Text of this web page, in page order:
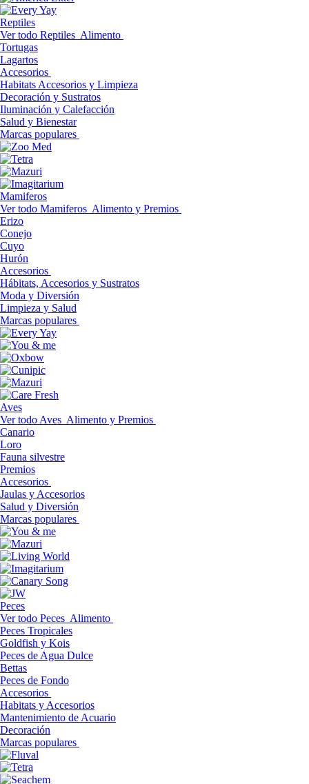
Reptiles
Ver todo Reptiles Alimento
Tortugas
Lagartos
Accesorios
Habitats Accesorios y Limpieza
Decoración y Sustratos
Iluminación y Calefacción
Salud y Bienestar
Marcas populares
Mamiferos
Ver todo Mamiferos Alimento y Premios
Erizo
Conejo
Cuyo
Hurón
Accesorios
Hábitats, Accesorios y Sustratos
Moda y Diversión
Limpieza y Salud
Marcas populares
Aves
Ver todo Aves Alimento y Premios
Canario
Loro
Fauna silvestre
Premios
Accesorios
Jaulas y Accesorios
Salud y Diversión
Marcas populares
Peces
Ver todo Peces Alimento
Peces Tropicales
Goldfish y Kois
Peces de Agua Dulce
Bettas
Peces de Fondo
Accesorios
Habitats y Accesorios
Mantenimiento de Acuario
Decoración
Marcas populares